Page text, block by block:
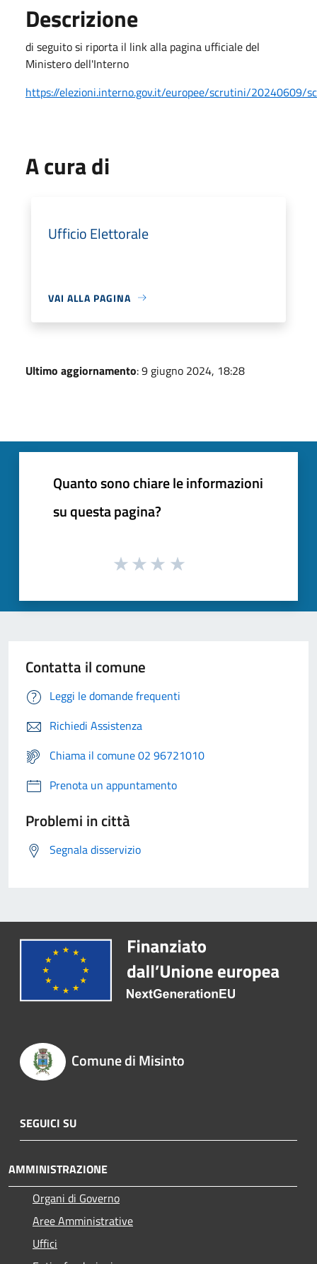
Descrizione
di seguito si riporta il link alla pagina ufficiale del
Ministero dell'Interno
https://elezioni.interno.gov.it/europee/scrutini/20240609/
A cura di
Ufficio Elettorale
VAI ALLA PAGINA
Ultimo aggiornamento: 9 giugno 2024, 18:28
Quanto sono chiare le informazioni
su questa pagina?
Contatta il comune
Leggi le domande frequenti
Richiedi Assistenza
Chiama il comune 02 96721010
Prenota un appuntamento
Problemi in città
Segnala disservizio
Comune di Misinto
SEGUICI SU
AMMINISTRAZIONE
Organi di Governo
Aree Amministrative
Uffici